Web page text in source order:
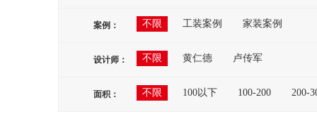
案例： 不限 工装案例 家装案例
设计师： 不限 黄仁德 卢传军
面积： 不限 100以下 100-200 200-